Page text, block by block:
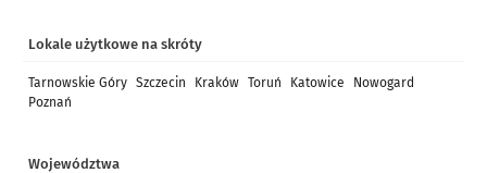
Lokale użytkowe na skróty
Tarnowskie Góry Szczecin Kraków Toruń Katowice
Nowogard
Poznań
Województwa